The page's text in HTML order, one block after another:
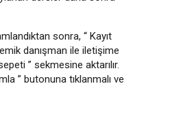
sonra, “ Kayıt
danışman ile iletişime
” sekmesine aktarılır.
” butonuna tıklanmalı ve